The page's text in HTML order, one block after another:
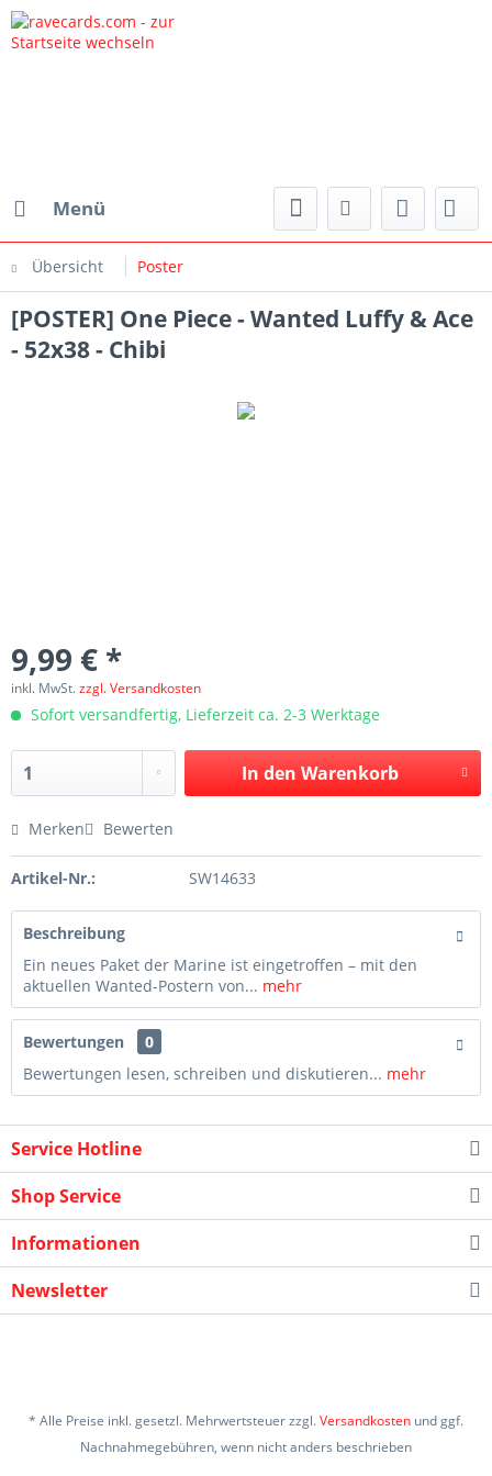
Menü
Übersicht Poster
[POSTER] One Piece - Wanted Luffy & Ace
- 52x38 - Chibi
9,99 € *
inkl. MwSt.zzgl. Versandkosten
Sofort versandfertig, Lieferzeit ca. 2-3 Werktage
In den Warenkorb
Merken Bewerten
Artikel-Nr.: SW14633
Beschreibung
Ein neues Paket der Marine ist eingetroffen – mit den
aktuellen Wanted-Postern von... mehr
Bewertungen
0
Bewertungen lesen, schreiben und diskutieren... mehr
Service Hotline
Shop Service
Informationen
Newsletter
* Alle Preise inkl. gesetzl. Mehrwertsteuer zzgl.Versandkosten und ggf.
Nachnahmegebühren, wenn nicht anders beschrieben